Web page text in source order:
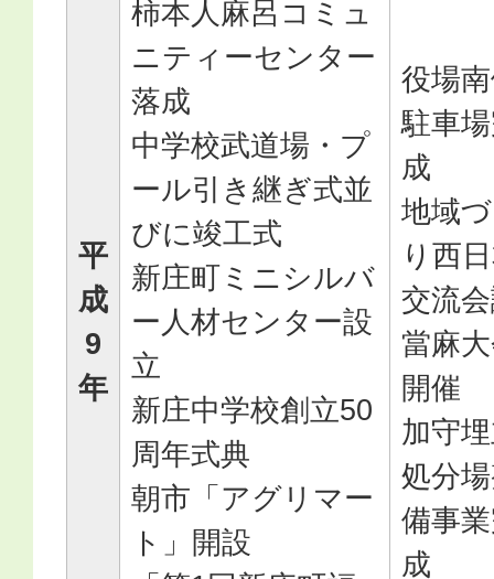
平
成
9
年
柿本人麻呂コミュ
ニティーセンター
落成
中学校武道場・プ
ール引き継ぎ式並
びに竣工式
新庄町ミニシルバ
ー人材センター設
立
新庄中学校創立50
周年式典
朝市「アグリマー
ト」開設
役場
駐車
成
地域
り西
交流
當麻
開催
加守
処分
備事
成